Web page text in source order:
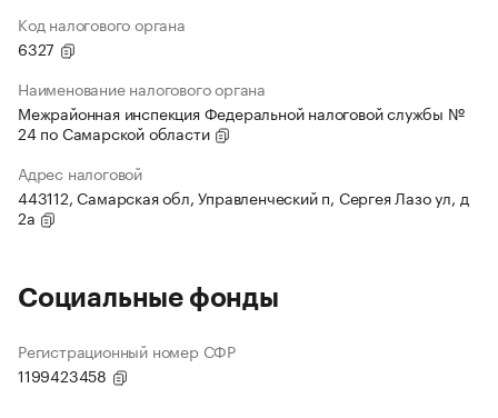
Код налогового органа
6327
Наименование налогового органа
Межрайонная инспекция Федеральной налоговой службы №
24 по Самарской области
Адрес налоговой
443112, Самарская обл, Управленческий п, Сергея Лазо ул, д
2а
Социальные фонды
Регистрационный номер СФР
1199423458